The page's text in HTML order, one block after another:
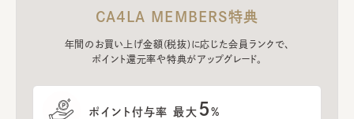
CA4LA MEMBERS特典
年間のお買い上げ金額(税抜)に応じた会員ランクで、
ポイント還元率や特典がアップグレード。
ポイント付与率 最大 5%